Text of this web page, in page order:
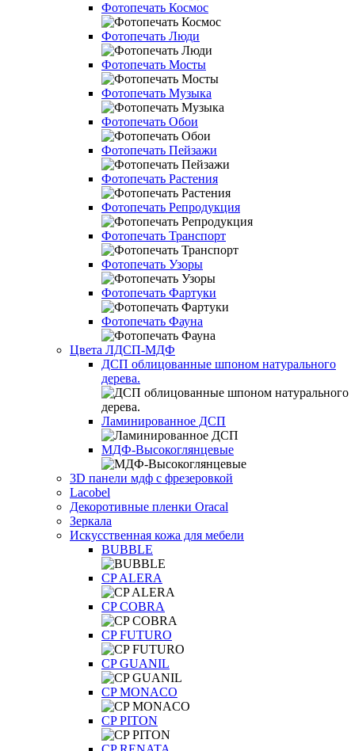
Фотопечать Космос
Фотопечать Люди
Фотопечать Мосты
Фотопечать Музыка
Фотопечать Обои
Фотопечать Пейзажи
Фотопечать Растения
Фотопечать Репродукция
Фотопечать Транспорт
Фотопечать Узоры
Фотопечать Фартуки
Фотопечать Фауна
Цвета ЛДСП-МДФ
ДСП облицованные шпоном натурального
дерева.
Ламинированное ДСП
МДФ-Высокоглянцевые
3D панели мдф с фрезеровкой
Lacobel
Декоротивные пленки Oracal
Зеркала
Искусственная кожа для мебели
BUBBLE
CP ALERA
CP COBRA
CP FUTURO
CP GUANIL
CP MONACO
CP PITON